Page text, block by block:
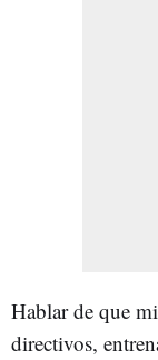
Hablar de que
directivos,